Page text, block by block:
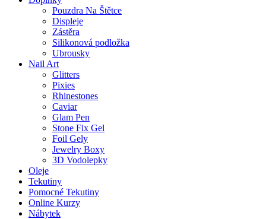
Pouzdra Na Štětce
Displeje
Zástěra
Silikonová podložka
Ubrousky
Nail Art
Glitters
Pixies
Rhinestones
Caviar
Glam Pen
Stone Fix Gel
Foil Gely
Jewelry Boxy
3D Vodolepky
Oleje
Tekutiny
Pomocné Tekutiny
Online Kurzy
Nábytek